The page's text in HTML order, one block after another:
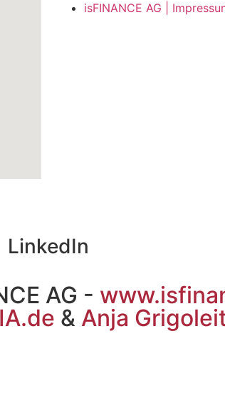
isFINANCE AG |
LinkedIn
AG -
& Anja